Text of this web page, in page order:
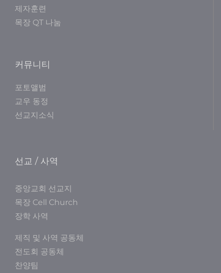
제자훈련
목장 QT 나눔
커뮤니티
포토앨범
교우 동정
선교지소식
선교 / 사역
중앙교회 선교지
목장 Cell Church
장학 사역
제직 및 사역 공동체
전도회 공동체
찬양팀